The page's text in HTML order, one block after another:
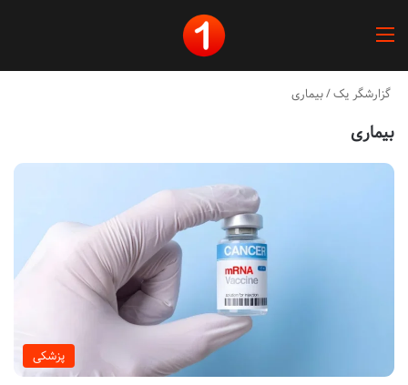
گزارشگر یک/بیماری
بیماری
پزشکی